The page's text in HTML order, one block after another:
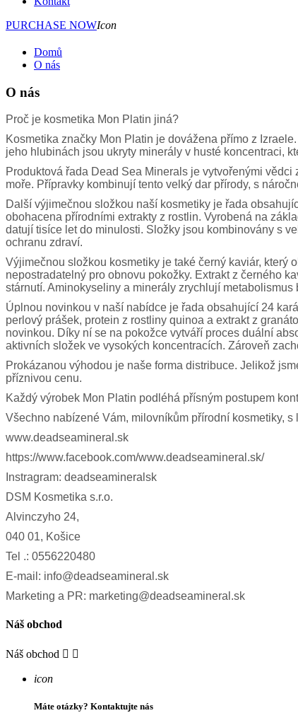
PURCHASE NOWIcon
Domů
O nás
O nás
Proč je kosmetika Mon Platin jiná?
Kosmetika značky Mon Platin je dovážena přímo z
jeho hlubinách jsou ukryty minerály v husté koncentraci,
Produktová řada Dead Sea Minerals je vytvořenými
moře. Přípravky kombinují tento velký dar přírody, s
Další výjimečnou složkou naší kosmetiky je řada
obohacena přírodními extrakty z rostlin. Vyrobená na
datují tisíce let do minulosti. Složky jsou kombinovány s
ochranu zdraví.
Výjimečnou složkou kosmetiky je také černý kaviár, který
nepostradatelný pro obnovu pokožky. Extrakt z černého
stárnutí. Aminokyseliny a minerály zrychlují
Úplnou novinkou v naší nabídce je řada obsahující 24
perlový prášek, protein z rostliny quinoa a extrakt z
novinkou. Díky ní se na pokožce vytváří proces duální
aktivních složek ve vysokých koncentracích. Zároveň
Prokázanou výhodou je naše forma distribuce. Jelikož
příznivou cenu.
Každý výrobek Mon Platin podléhá přísným postupem
Všechno nabízené Vám, milovníkům přírodní kosmetiky, s
www.deadseamineral.sk
https://www.facebook.com/www.deadseamineral.sk/
Instragram: deadseamineralsk
DSM Kosmetika s.r.o.
Alvinczyho 24,
040 01, Košice
Tel .: 0556220480
E-mail: info@deadseamineral.sk
Marketing a PR: marketing@deadseamineral.sk
Náš obchod
Náš obchod  
icon
Máte otázky? Kontaktujte nás